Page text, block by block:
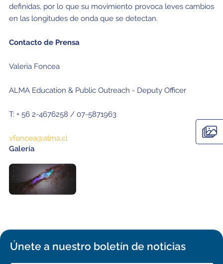
definidas, por lo que su movimiento provoca leves cambios
en las longitudes de onda que se detectan.
Contacto de Prensa
Valeria Foncea
ALMA Education & Public Outreach - Deputy Officer
T: + 56 2-4676258 / 07-5871963
vfoncea@alma.cl
Galería
Únete a nuestro boletín de noticias